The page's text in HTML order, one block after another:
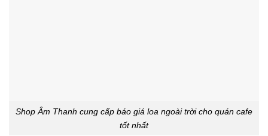
Shop Âm Thanh cung cấp báo giá loa ngoài trời cho quán cafe
tốt nhất